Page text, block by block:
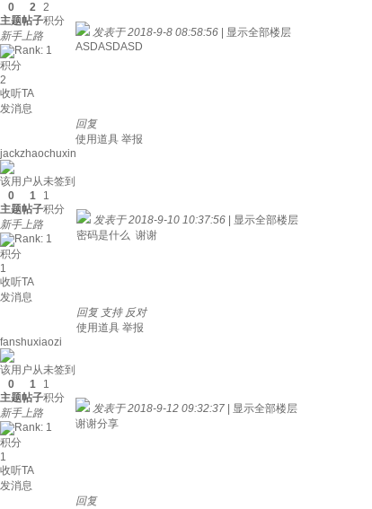
0
主题
2
帖子
2
积分
新手上路
积分
2
收听TA
发消息
发表于 2018-9-8 08:58:56
显示全部楼层
ASDASDASD
回复
使用道具 举报
jackzhaochuxin
该用户从未签到
0
主题
1
帖子
1
积分
新手上路
积分
1
收听TA
发消息
发表于 2018-9-10 10:37:56
显示全部楼层
密码是什么 谢谢
回复 支持 反对
使用道具 举报
fanshuxiaozi
该用户从未签到
0
主题
1
帖子
1
积分
新手上路
积分
1
收听TA
发消息
发表于 2018-9-12 09:32:37
显示全部楼层
谢谢分享
回复